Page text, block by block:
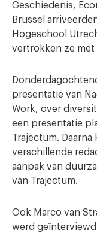
Geschiedenis,
Brussel
Hogeschool
vertrokken ze met
presentatie van
Work, over
een presentatie
Trajectum.
verschillende
aanpak van
van Trajectum.
Ook Marco van
werd